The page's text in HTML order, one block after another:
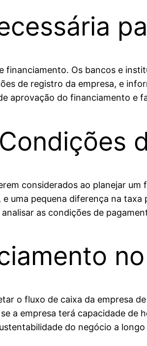
Os bancos e
de registro da empresa, e
aprovação do financiamento e
considerados ao planejar
uma pequena diferença na
as condições de
o fluxo de caixa da empresa
a empresa terá capacidade
do negócio a